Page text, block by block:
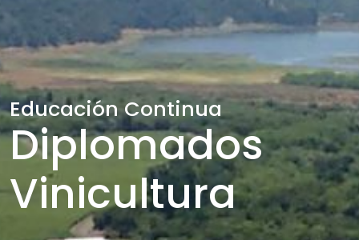
Educación Continua
Diplomados
Vinicultura